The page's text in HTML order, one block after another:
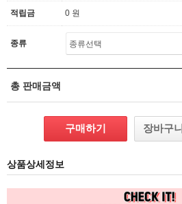
적립금 0 원
종류
총 판매금액
구매하기 장바구니
상품상세정보